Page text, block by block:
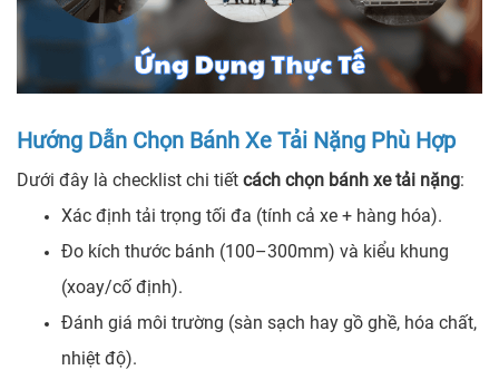
Hướng Dẫn Chọn Bánh Xe Tải Nặng Phù Hợp
Dưới đây là checklist chi tiết cách chọn bánh xe tải nặng:
Xác định tải trọng tối đa (tính cả xe + hàng hóa).
Đo kích thước bánh (100–300mm) và kiểu khung
(xoay/cố định).
Đánh giá môi trường (sàn sạch hay gồ ghề, hóa chất,
nhiệt độ).